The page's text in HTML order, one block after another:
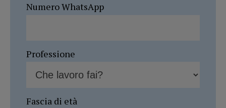
Numero WhatsApp
Professione
Fascia di età